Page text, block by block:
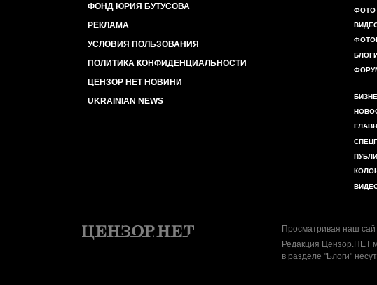
ФОНД ЮРИЯ БУТУСОВА
РЕКЛАМА
УСЛОВИЯ ПОЛЬЗОВАНИЯ
ПОЛИТИКА КОНФИДЕНЦИАЛЬНОСТИ
ЦЕНЗОР НЕТ НОВИНИ
UKRAINIAN NEWS
ФОТО
Просматривая наш
Редакция Цензор.НЕТ
в разделе "Блоги"